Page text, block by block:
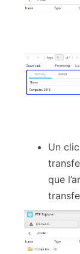
Un
que